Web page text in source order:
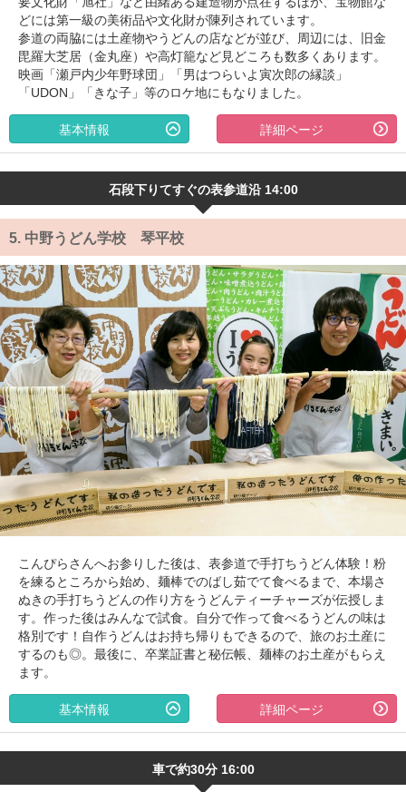
どには第一級の美術品や文化財が陳列されています。
参道の両脇には土産物やうどんの店などが並び、周辺には、旧金
毘羅大芝居（金丸座）や高灯籠など見どころも数多くあります。
映画「瀬戸内少年野球団」「男はつらいよ寅次郎の縁談」
「UDON」「きな子」等のロケ地にもなりました。
詳細ページ
基本情報
石段下りてすぐの表参道沿 14:00
5. 中野うどん学校 琴平校
こんぴらさんへお参りした後は、表参道で手打ちうどん体験！粉
を練るところから始め、麺棒でのばし茹でて食べるまで、本場さ
ぬきの手打ちうどんの作り方をうどんティーチャーズが伝授しま
す。作った後はみんなで試食。自分で作って食べるうどんの味は
格別です！自作うどんはお持ち帰りもできるので、旅のお土産に
するのも◎。最後に、卒業証書と秘伝帳、麺棒のお土産がもらえ
ます。
詳細ページ
基本情報
車で約30分 16:00